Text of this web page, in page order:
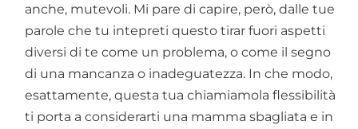
anche, mutevoli. Mi pare di capire, però, dalle tue
parole che tu intepreti questo tirar fuori aspetti
diversi di te come un problema, o come il segno
di una mancanza o inadeguatezza. In che modo,
esattamente, questa tua chiamiamola flessibilità
ti porta a considerarti una mamma sbagliata e in